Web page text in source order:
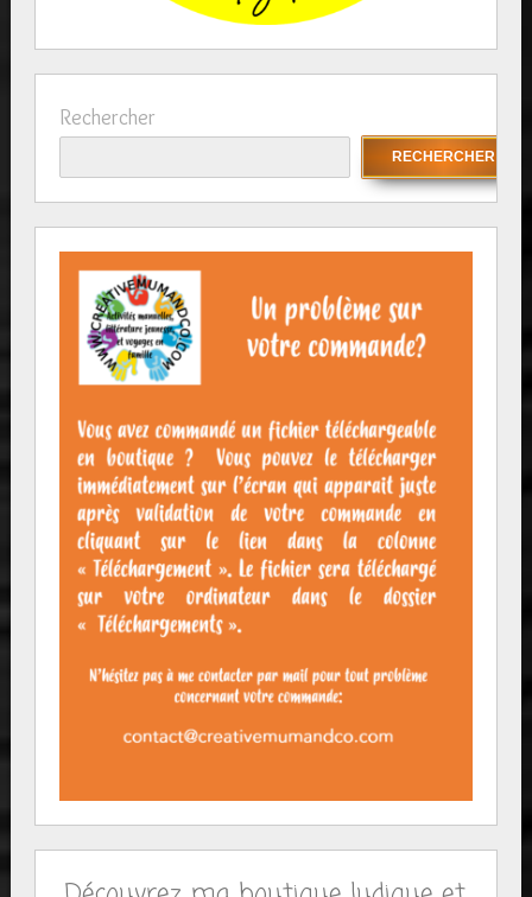
Rechercher
RECHERCHER